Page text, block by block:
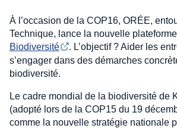
À l’occasion de la COP16, ORÉE,
Technique, lance la nouvelle plateforme
Biodiversité
. L’objectif ? Aider les
s’engager dans des démarches
biodiversité.
Le cadre mondial de la biodiversité de
(adopté lors de la COP15 du 19
comme la nouvelle stratégie nationale